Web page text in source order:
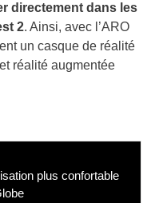
directement dans les
2. Ainsi, avec l’ARO
un casque de réalité
réalité augmentée
plus confortable